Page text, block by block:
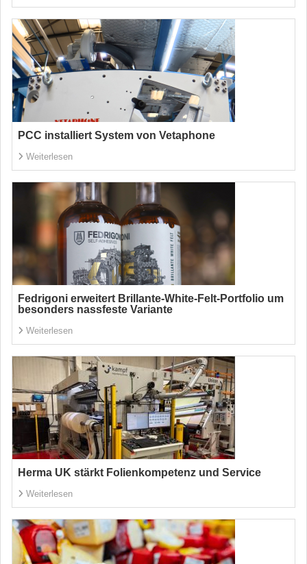
PCC installiert System von Vetaphone
Weiterlesen
Fedrigoni erweitert Brillante-White-Felt-Portfolio um
besonders nassfeste Variante
Weiterlesen
Herma UK stärkt Folienkompetenz und Service
Weiterlesen